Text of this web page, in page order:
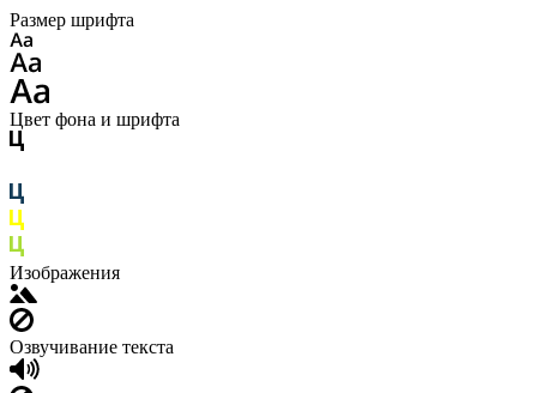
Размер шрифта
Цвет фона и шрифта
Изображения
Озвучивание текста